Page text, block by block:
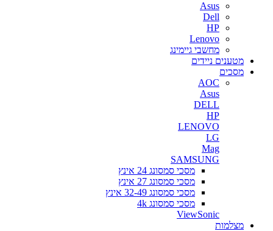
Asus
Dell
HP
Lenovo
מחשבי גיימינג
מטענים ניידים
מסכים
AOC
Asus
DELL
HP
LENOVO
LG
Mag
SAMSUNG
מסכי סמסונג 24 אינץ
מסכי סמסונג 27 אינץ
מסכי סמסונג 32-49 אינץ
מסכי סמסונג 4k
ViewSonic
מצלמות